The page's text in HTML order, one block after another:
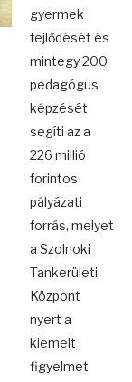
gyermek
fejlődését és
mintegy 200
pedagógus
képzését
segíti az a
226 millió
forintos
pályázati
forrás, melyet
a Szolnoki
Tankerületi
Központ
nyert a
kiemelt
figyelmet